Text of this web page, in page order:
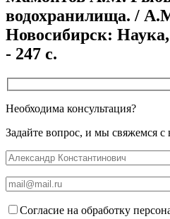
водохранилища. /
Новосибирск:
- 247 с.
Необходима консультация?
Задайте вопрос, и мы свяжемся
Согласие на обработку